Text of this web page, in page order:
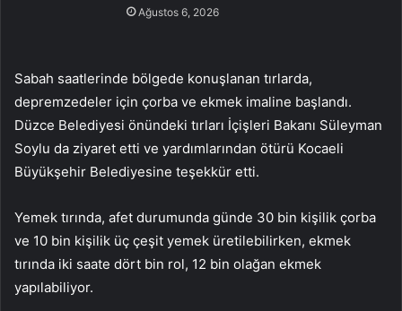
Ağustos 6, 2026
Sabah saatlerinde bölgede konuşlanan tırlarda,
depremzedeler için çorba ve ekmek imaline başlandı.
Düzce Belediyesi önündeki tırları İçişleri Bakanı Süleyman
Soylu da ziyaret etti ve yardımlarından ötürü Kocaeli
Büyükşehir Belediyesine teşekkür etti.
Yemek tırında, afet durumunda günde 30 bin kişilik çorba
ve 10 bin kişilik üç çeşit yemek üretilebilirken, ekmek
tırında iki saate dört bin rol, 12 bin olağan ekmek
yapılabiliyor.